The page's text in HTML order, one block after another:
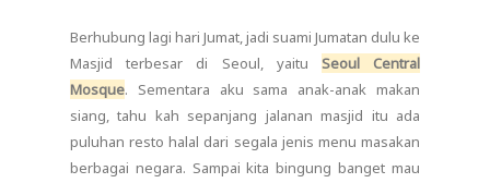
Berhubung lagi hari Jumat, jadi suami Jumatan dulu ke
Masjid terbesar di Seoul, yaitu Seoul Central
Mosque. Sementara aku sama anak-anak makan
siang, tahu kah sepanjang jalanan masjid itu ada
puluhan resto halal dari segala jenis menu masakan
berbagai negara. Sampai kita bingung banget mau